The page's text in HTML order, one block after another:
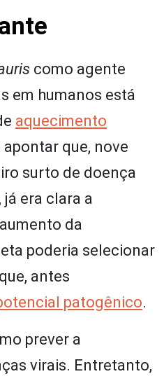
como agente
em humanos está
aquecimento
que, nove
surto de doença
, já era clara a
da
poderia selecionar
antes
patogênico.
prever a
virais. Entretanto,